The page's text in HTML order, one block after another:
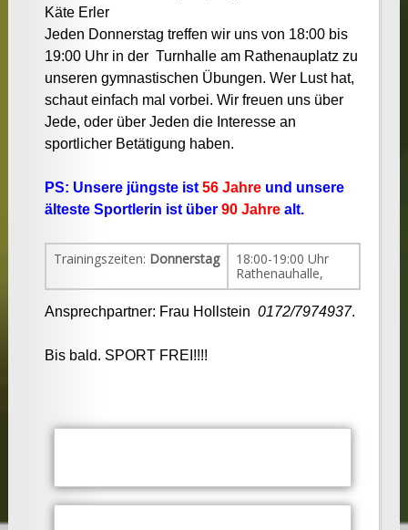
Käte Erler
Jeden Donnerstag treffen wir uns von 18:00 bis
19:00 Uhr in der Turnhalle am Rathenauplatz zu
unseren gymnastischen Übungen. Wer Lust hat,
schaut einfach mal vorbei. Wir freuen uns über
Jede, oder über Jeden die Interesse an
sportlicher Betätigung haben.
PS: Unsere jüngste ist 56 Jahreund unsere
älteste Sportlerin ist über 90 Jahrealt.
Trainingszeiten: Donnerstag
18:00-19:00 Uhr
Rathenauhalle,
Ansprechpartner: Frau Hollstein 0172/7974937.
Bis bald. SPORT FREI!!!!